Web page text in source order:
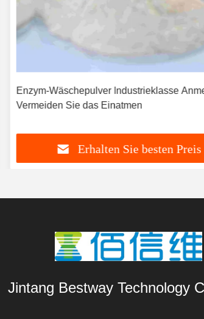
Enzym-Wäschepulver Industrieklasse
Vermeiden Sie das Einatmen
Erhalten Sie besten Preis
Jintang Bestway Technology